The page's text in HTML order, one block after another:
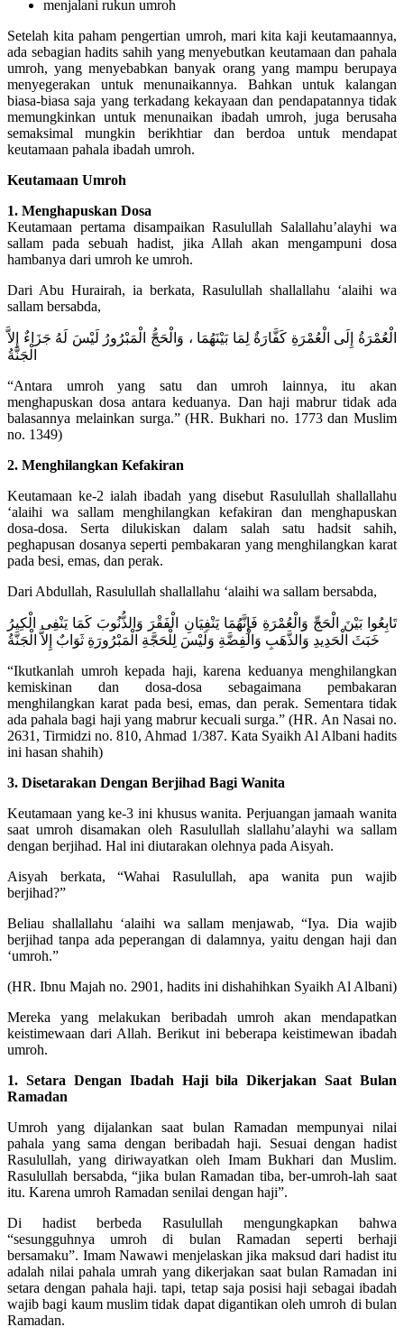
menjalani rukun umroh
Setelah kita paham pengertian umroh, mari kita kaji keutamaannya,
ada sebagian hadits sahih yang menyebutkan keutamaan dan pahala
umroh, yang menyebabkan banyak orang yang mampu berupaya
menyegerakan untuk menunaikannya. Bahkan untuk kalangan
biasa-biasa saja yang terkadang kekayaan dan pendapatannya tidak
memungkinkan untuk menunaikan ibadah umroh, juga berusaha
semaksimal mungkin berikhtiar dan berdoa untuk mendapat
keutamaan pahala ibadah umroh.
Keutamaan Umroh
1. Menghapuskan Dosa
Keutamaan pertama disampaikan Rasulullah Salallahu’alayhi wa
sallam pada sebuah hadist, jika Allah akan mengampuni dosa
hambanya dari umroh ke umroh.
Dari Abu Hurairah, ia berkata, Rasulullah shallallahu ‘alaihi wa
sallam bersabda,
الْعُمْرَةُ إِلَى الْعُمْرَةِ كَفَّارَةٌ لِمَا بَيْنَهُمَا ، وَالْحَجُّ الْمَبْرُورُ لَيْسَ لَهُ جَزَاءٌ إِلاَّ
الْجَنَّةُ
“Antara umroh yang satu dan umroh lainnya, itu akan
menghapuskan dosa antara keduanya. Dan haji mabrur tidak ada
balasannya melainkan surga.” (HR. Bukhari no. 1773 dan Muslim
no. 1349)
2. Menghilangkan Kefakiran
Keutamaan ke-2 ialah ibadah yang disebut Rasulullah shallallahu
‘alaihi wa sallam menghilangkan kefakiran dan menghapuskan
dosa-dosa. Serta dilukiskan dalam salah satu hadsit sahih,
peghapusan dosanya seperti pembakaran yang menghilangkan karat
pada besi, emas, dan perak.
Dari Abdullah, Rasulullah shallallahu ‘alaihi wa sallam bersabda,
تَابِعُوا بَيْنَ الْحَجِّ وَالْعُمْرَةِ فَإِنَّهُمَا يَنْفِيَانِ الْفَقْرَ وَالذُّنُوبَ كَمَا يَنْفِى الْكِيرُ
خَبَثَ الْحَدِيدِ وَالذَّهَبِ وَالْفِضَّةِ وَلَيْسَ لِلْحَجَّةِ الْمَبْرُورَةِ ثَوَابٌ إِلاَّ الْجَنَّةُ
“Ikutkanlah umroh kepada haji, karena keduanya menghilangkan
kemiskinan dan dosa-dosa sebagaimana pembakaran
menghilangkan karat pada besi, emas, dan perak. Sementara tidak
ada pahala bagi haji yang mabrur kecuali surga.” (HR. An Nasai no.
2631, Tirmidzi no. 810, Ahmad 1/387. Kata Syaikh Al Albani hadits
ini hasan shahih)
3. Disetarakan Dengan Berjihad Bagi Wanita
Keutamaan yang ke-3 ini khusus wanita. Perjuangan jamaah wanita
saat umroh disamakan oleh Rasulullah slallahu’alayhi wa sallam
dengan berjihad. Hal ini diutarakan olehnya pada Aisyah.
Aisyah berkata, “Wahai Rasulullah, apa wanita pun wajib
berjihad?”
Beliau shallallahu ‘alaihi wa sallam menjawab, “Iya. Dia wajib
berjihad tanpa ada peperangan di dalamnya, yaitu dengan haji dan
‘umroh.”
(HR. Ibnu Majah no. 2901, hadits ini dishahihkan Syaikh Al Albani)
Mereka yang melakukan beribadah umroh akan mendapatkan
keistimewaan dari Allah. Berikut ini beberapa keistimewan ibadah
umroh.
1. Setara Dengan Ibadah Haji bila Dikerjakan Saat Bulan
Ramadan
Umroh yang dijalankan saat bulan Ramadan mempunyai nilai
pahala yang sama dengan beribadah haji. Sesuai dengan hadist
Rasulullah, yang diriwayatkan oleh Imam Bukhari dan Muslim.
Rasulullah bersabda, “jika bulan Ramadan tiba, ber-umroh-lah saat
itu. Karena umroh Ramadan senilai dengan haji”.
Di hadist berbeda Rasulullah mengungkapkan bahwa
“sesungguhnya umroh di bulan Ramadan seperti berhaji
bersamaku”. Imam Nawawi menjelaskan jika maksud dari hadist itu
adalah nilai pahala umrah yang dikerjakan saat bulan Ramadan ini
setara dengan pahala haji. tapi, tetap saja posisi haji sebagai ibadah
wajib bagi kaum muslim tidak dapat digantikan oleh umroh di bulan
Ramadan.